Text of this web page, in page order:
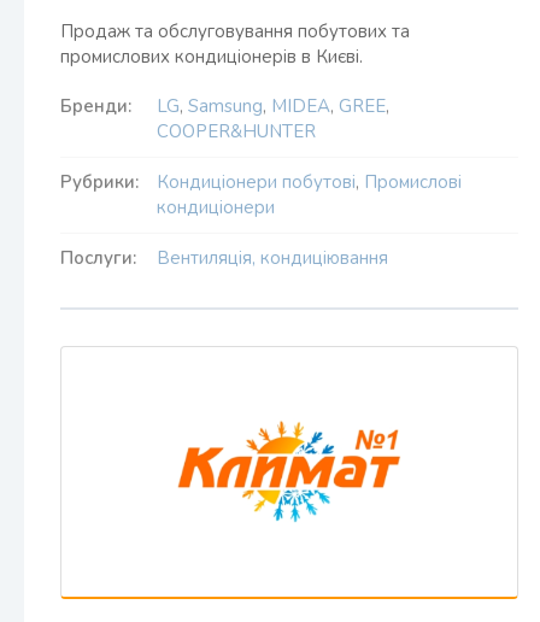
Продаж та обслуговування побутових та
промислових кондиціонерів в Києві.
Бренди: LG, Samsung, MIDEA, GREE,
COOPER&HUNTER
Рубрики: Кондиціонери побутові, Промислові
кондиціонери
Послуги: Вентиляція, кондиціювання